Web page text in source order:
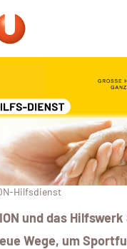
Hilfsdienst
und das
Wege, um